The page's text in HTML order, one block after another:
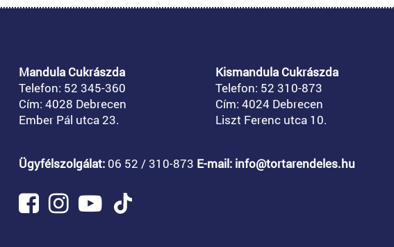
Mandula Cukrászda
Telefon: 52 345-360
Cím: 4028 Debrecen
Ember Pál utca 23.
Kismandula Cukrászda
Telefon: 52 310-873
Cím: 4024 Debrecen
Liszt Ferenc utca 10.
Ügyfélszolgálat: 06 52 / 310-873 E-mail: info@tortarendeles.hu